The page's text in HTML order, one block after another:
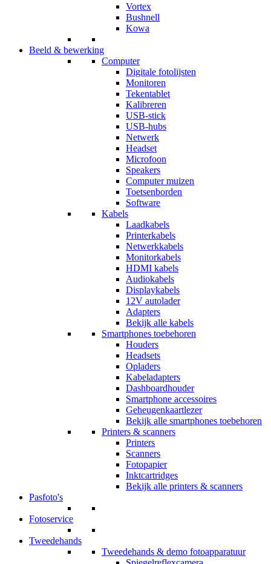
Vortex
Bushnell
Kowa
Beeld & bewerking
Computer
Digitale fotolijsten
Monitoren
Tekentablet
Kalibreren
USB-stick
USB-hubs
Netwerk
Headset
Microfoon
Speakers
Computer muizen
Toetsenborden
Software
Kabels
Laadkabels
Printerkabels
Netwerkkabels
Monitorkabels
HDMI kabels
Audiokabels
Displaykabels
12V autolader
Adapters
Bekijk alle kabels
Smartphones toebehoren
Houders
Headsets
Opladers
Kabeladapters
Dashboardhouder
Smartphone accessoires
Geheugenkaartlezer
Bekijk alle smartphones toebehoren
Printers & scanners
Printers
Scanners
Fotopapier
Inktcartridges
Bekijk alle printers & scanners
Pasfoto's
Fotoservice
Tweedehands
Tweedehands & demo fotoapparatuur